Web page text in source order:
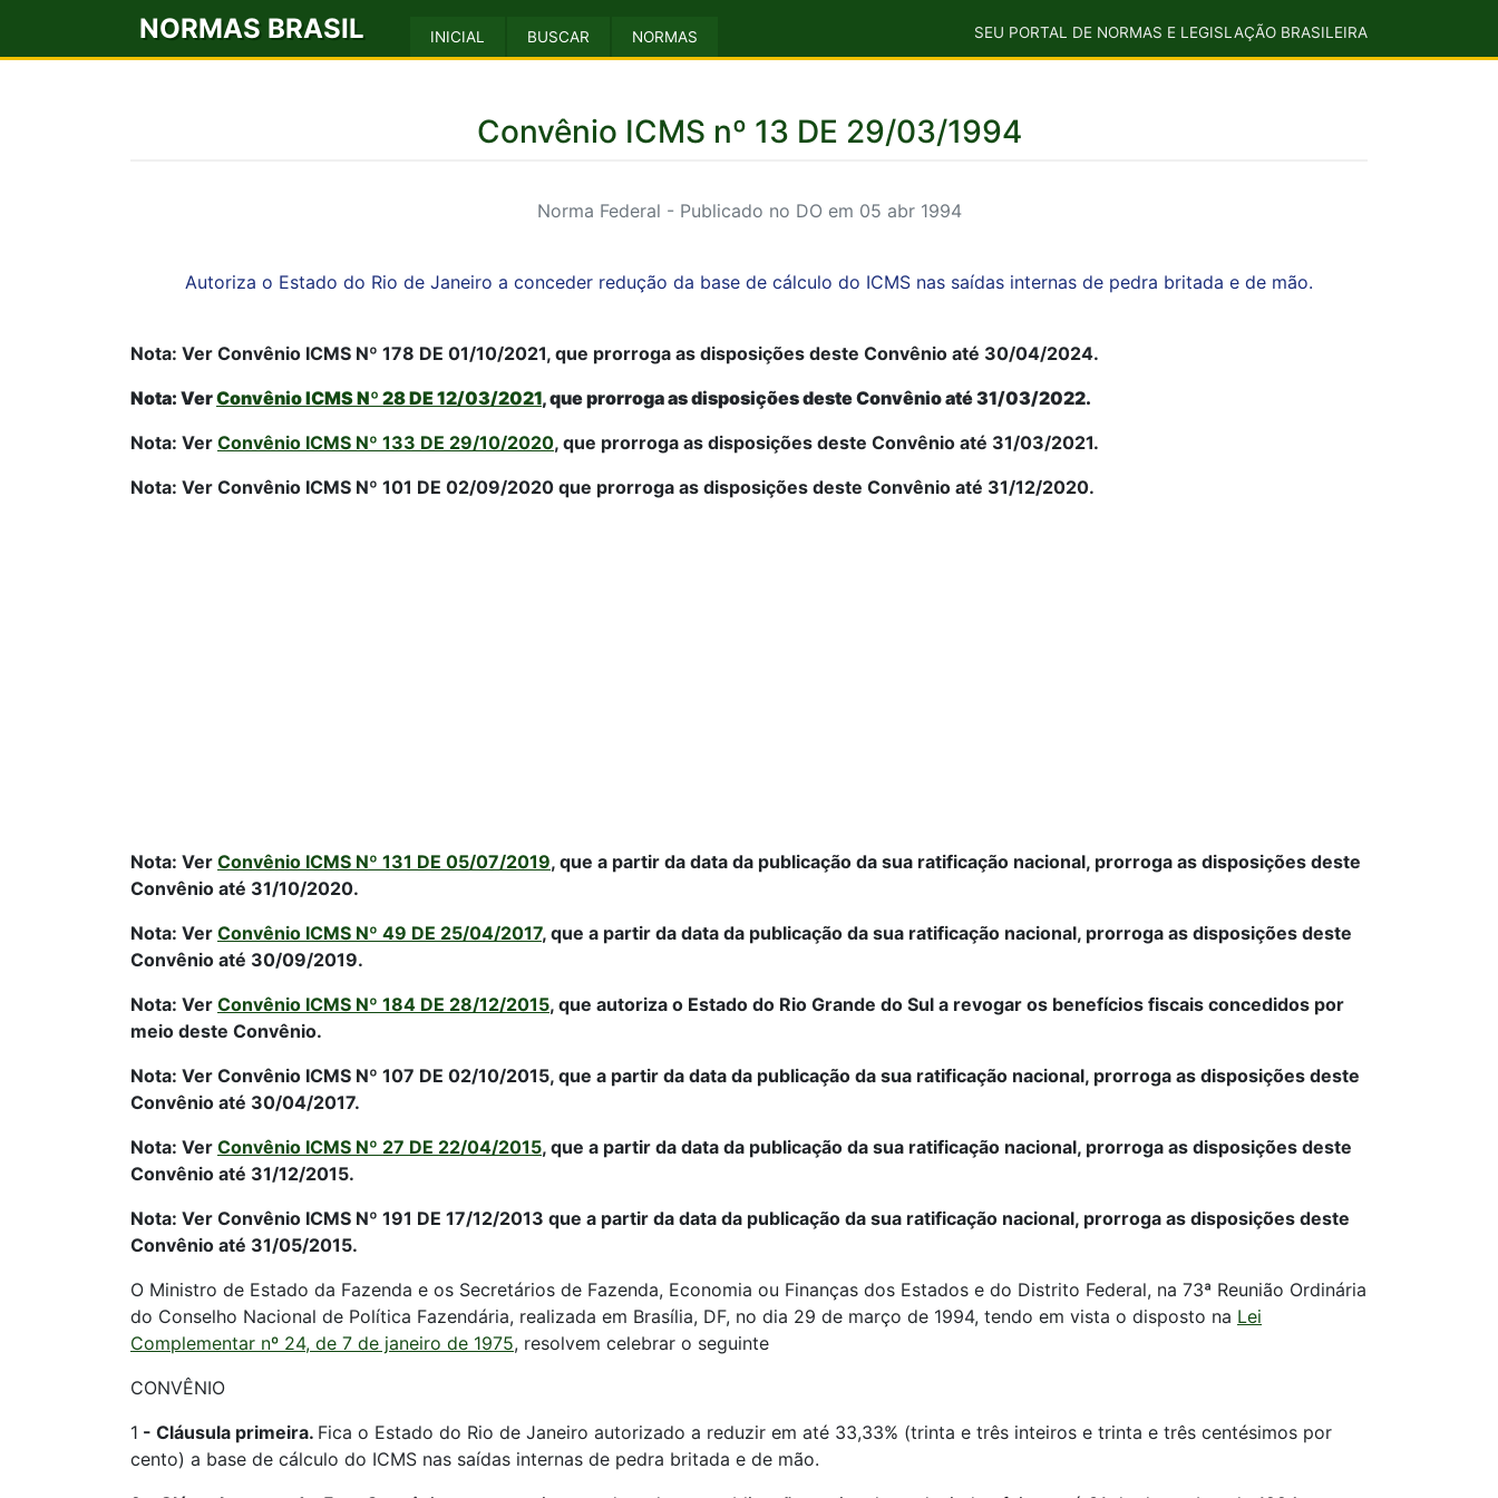
NORMAS BRASIL INICIAL BUSCAR NORMAS SEU PORTAL DE NORMAS E LEGISLAÇÃO BRASILEIRA
Convênio ICMS nº 13 DE 29/03/1994
Norma Federal - Publicado no DO em 05 abr 1994
Autoriza o Estado do Rio de Janeiro a conceder redução da base de cálculo do ICMS nas saídas internas de pedra britada e de mão.
Nota: Ver Convênio ICMS Nº 178 DE 01/10/2021, que prorroga as disposições deste Convênio até 30/04/2024.
Nota: VerConvênio ICMS Nº 28 DE 12/03/2021, que prorroga as disposições deste Convênio até 31/03/2022.
Nota: Ver Convênio ICMS Nº 133 DE 29/10/2020, que prorroga as disposições deste Convênio até 31/03/2021.
Nota: Ver Convênio ICMS Nº 101 DE 02/09/2020 que prorroga as disposições deste Convênio até 31/12/2020.
Nota: Ver Convênio ICMS Nº 131 DE 05/07/2019, que a partir da data da publicação da sua ratificação nacional, prorroga as disposições deste
Convênio até 31/10/2020.
Nota: Ver Convênio ICMS Nº 49 DE 25/04/2017, que a partir da data da publicação da sua ratificação nacional, prorroga as disposições deste
Convênio até 30/09/2019.
Nota: Ver Convênio ICMS Nº 184 DE 28/12/2015, que autoriza o Estado do Rio Grande do Sul a revogar os benefícios fiscais concedidos por
meio deste Convênio.
Nota: Ver Convênio ICMS Nº 107 DE 02/10/2015, que a partir da data da publicação da sua ratificação nacional, prorroga as disposições deste
Convênio até 30/04/2017.
Nota: Ver Convênio ICMS Nº 27 DE 22/04/2015, que a partir da data da publicação da sua ratificação nacional, prorroga as disposições deste
Convênio até 31/12/2015.
Nota: Ver Convênio ICMS Nº 191 DE 17/12/2013 que a partir da data da publicação da sua ratificação nacional, prorroga as disposições deste
Convênio até 31/05/2015.
O Ministro de Estado da Fazenda e os Secretários de Fazenda, Economia ou Finanças dos Estados e do Distrito Federal, na 73ª Reunião Ordinária
do Conselho Nacional de Política Fazendária, realizada em Brasília, DF, no dia 29 de março de 1994, tendo em vista o disposto na Lei
Complementar nº 24, de 7 de janeiro de 1975, resolvem celebrar o seguinte
CONVÊNIO
1 - Cláusula primeira. Fica o Estado do Rio de Janeiro autorizado a reduzir em até 33,33% (trinta e três inteiros e trinta e três centésimos por
cento) a base de cálculo do ICMS nas saídas internas de pedra britada e de mão.